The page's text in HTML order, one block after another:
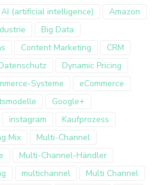
AI (artificial intelligence)
Amazon
Big Data
Content Marketing
CRM
Dynamic Pricing
Systeme
eCommerce
Google+
instagram
Kaufprozess
Mix
Multi-Channel
Multi-Channel-Händler
multichannel
Multi Channel